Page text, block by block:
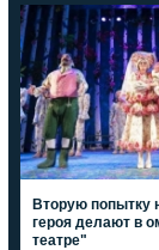
Вторую попытку
героя делают в
театре"